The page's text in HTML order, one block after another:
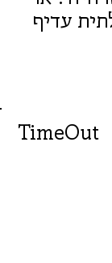
עדיף
TimeOut